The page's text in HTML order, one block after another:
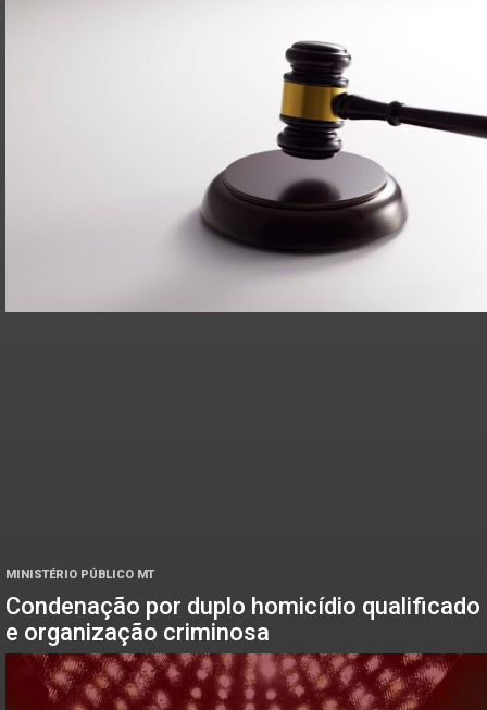
MINISTÉRIO PÚBLICO MT
Condenação por duplo homicídio qualificado
e organização criminosa